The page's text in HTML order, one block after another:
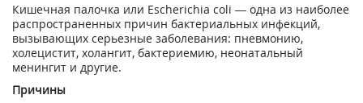
Кишечная палочка или Escherichia coli — одна из наиболее
распространенных причин бактериальных инфекций,
вызывающих серьезные заболевания: пневмонию,
холецистит, холангит, бактериемию, неонатальный
менингит и другие.
Причины